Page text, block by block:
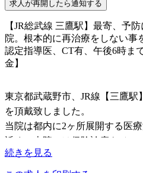
【JR総武線 三鷹駅】最寄、予
院。根本的に再治療をしない事
認定指導医、CT有、午後6時ま
金】
東京都武蔵野市、JR線【三鷹駅
を頂戴致しました。
当院は都内に2ヶ所展開する医療
近くの本院では保険診療をベー
りますが、この度の募集医院で
療メインの医院での募集となり
続きを見る